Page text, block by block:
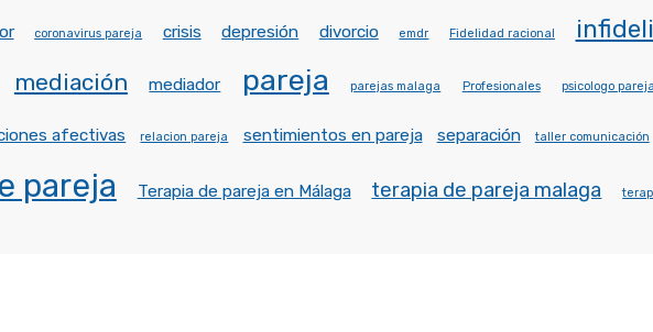
coronavirus pareja crisis depresión divorcio emdr Fidelidad racional
mediación mediador pareja parejas malaga Profesionales psicologo pareja
afectivas relacion pareja sentimientos en pareja separación taller comunicación
pareja Terapia de pareja en Málaga terapia de pareja malaga